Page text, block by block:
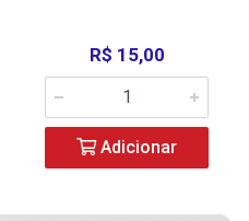
R$ 15,00
Adicionar